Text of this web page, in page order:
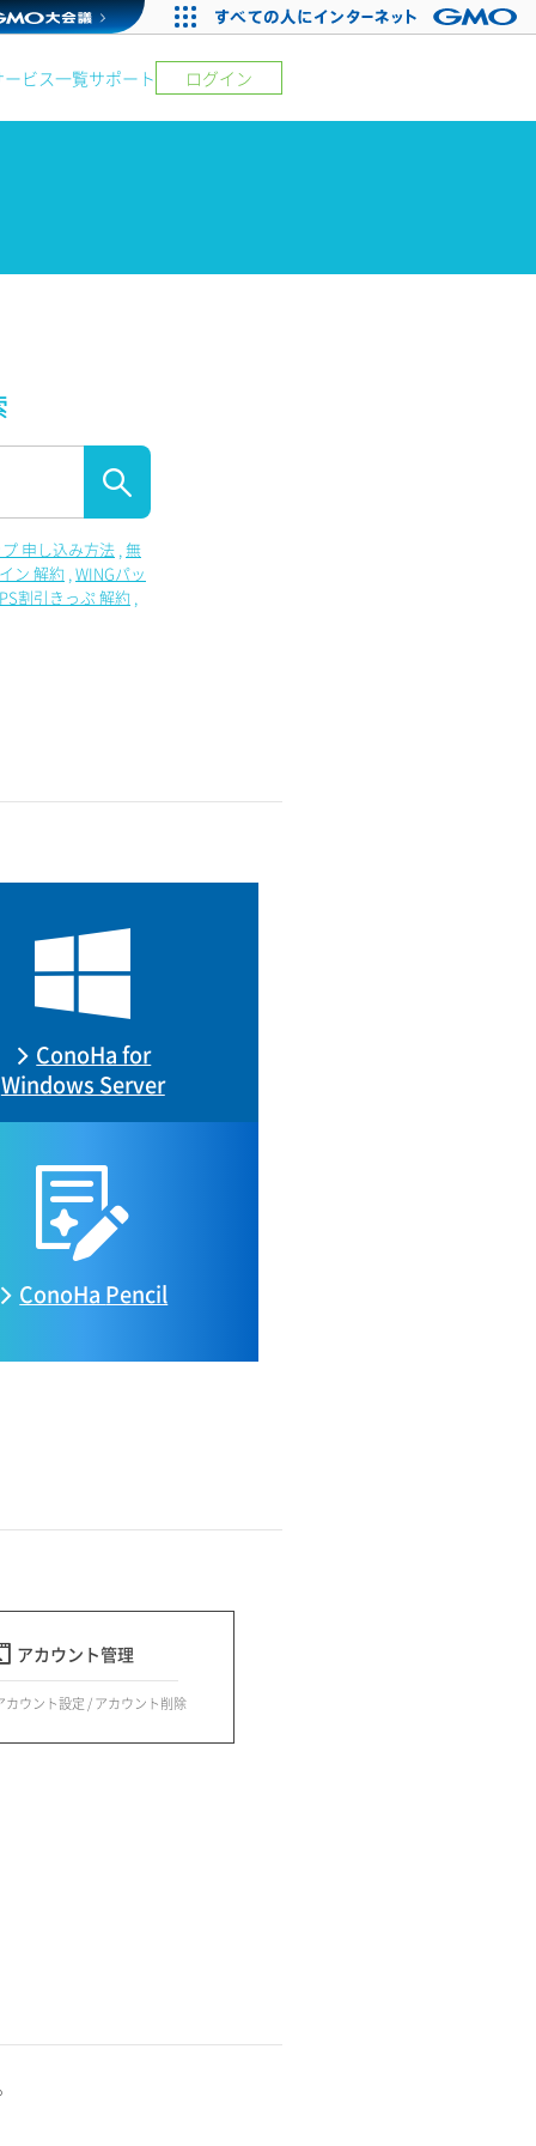
ービス一覧サポート ログイン
申し込み方法 無
ン 解約 WINGパッ
割引きっぷ 解約
ConoHa for
Windows Server
ConoHa Pencil
アカウント管理
カウント設定 / アカウント削除